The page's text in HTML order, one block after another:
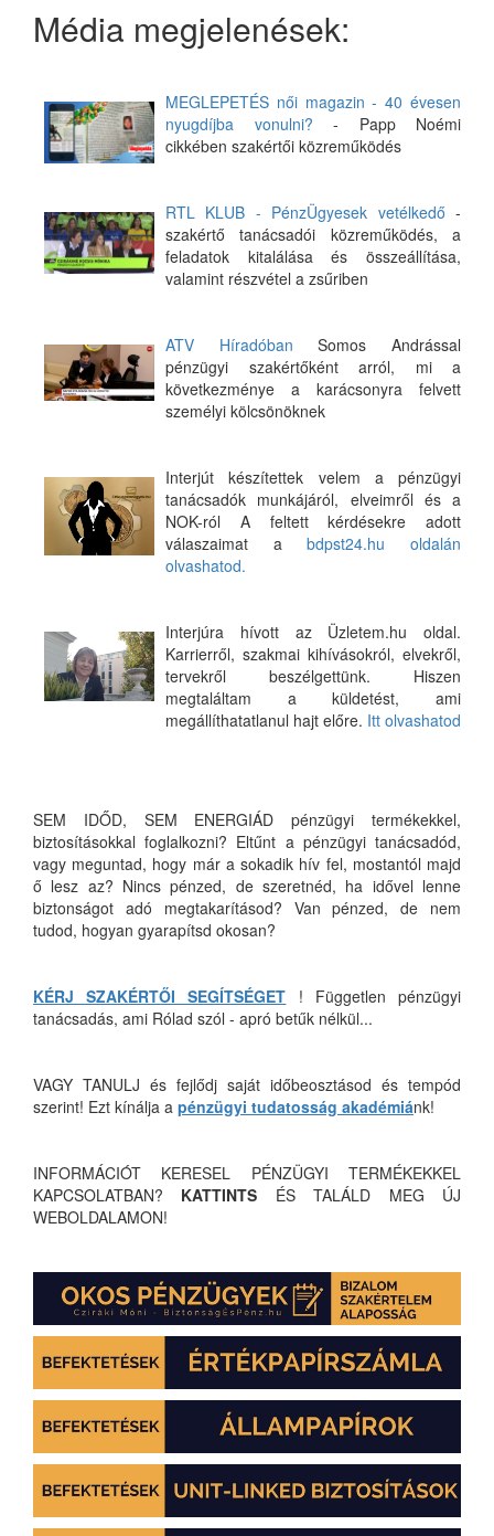
Média megjelenések:
MEGLEPETÉS női magazin - 40 évesen
nyugdíjba vonulni? - Papp Noémi
cikkében szakértői közreműködés
RTL KLUB - PénzÜgyesek vetélkedő -
szakértő tanácsadói közreműködés, a
feladatok kitalálása és összeállítása,
valamint részvétel a zsűriben
ATV Híradóban Somos Andrással
pénzügyi szakértőként arról, mi a
következménye a karácsonyra felvett
személyi kölcsönöknek
Interjút készítettek velem a pénzügyi
tanácsadók munkájáról, elveimről és a
NOK-ról A feltett kérdésekre adott
válaszaimat abdpst24.hu oldalán
olvashatod.
Interjúra hívott az Üzletem.hu oldal.
Karrierről, szakmai kihívásokról, elvekről,
tervekről beszélgettünk. Hiszen
megtaláltam a küldetést, ami
megállíthatatlanul hajt előre. Itt olvashatod
SEM IDŐD, SEM ENERGIÁD pénzügyi termékekkel,
biztosításokkal foglalkozni? Eltűnt a pénzügyi tanácsadód,
vagy meguntad, hogy már a sokadik hív fel, mostantól majd
ő lesz az? Nincs pénzed, de szeretnéd, ha idővel lenne
biztonságot adó megtakarításod? Van pénzed, de nem
tudod, hogyan gyarapítsd okosan?
KÉRJ SZAKÉRTŐI SEGÍTSÉGET ! Független pénzügyi
tanácsadás, ami Rólad szól - apró betűk nélkül...
VAGY TANULJ és fejlődj saját időbeosztásod és tempód
szerint! Ezt kínálja a pénzügyi tudatosság akadémiánk!
INFORMÁCIÓT KERESEL PÉNZÜGYI TERMÉKEKKEL
KAPCSOLATBAN? KATTINTS ÉS TALÁLD MEG ÚJ
WEBOLDALAMON!